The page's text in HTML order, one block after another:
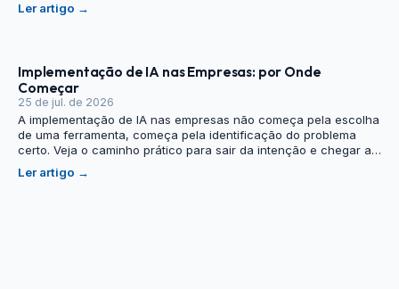
Ler artigo →
Implementação de IA nas Empresas: por Onde
Começar
25 de jul. de 2026
A implementação de IA nas empresas não começa pela escolha
de uma ferramenta, começa pela identificação do problema
certo. Veja o caminho prático para sair da intenção e chegar a
Ler artigo →